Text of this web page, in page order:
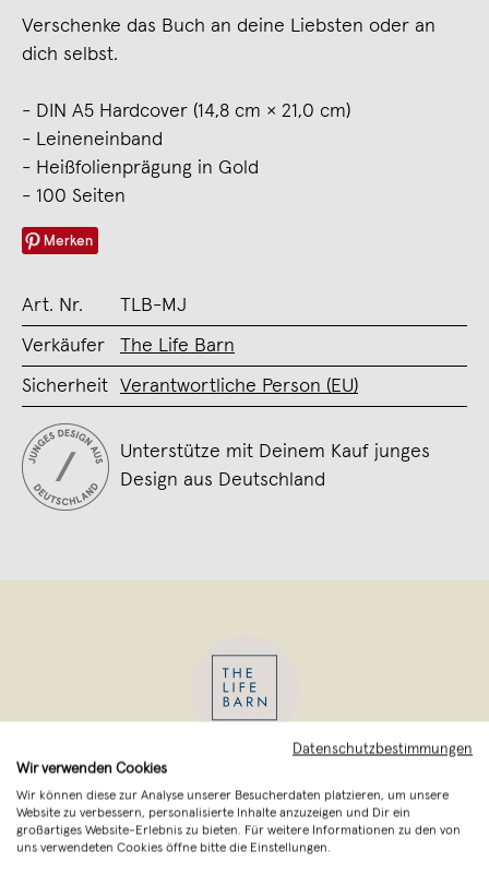
Verschenke das Buch an deine Liebsten oder an
dich selbst.
- DIN A5 Hardcover (14,8 cm × 21,0 cm)
- Leineneinband
- Heißfolienprägung in Gold
- 100 Seiten
Merken
Art. Nr. TLB-MJ
Verkäufer The Life Barn
Sicherheit Verantwortliche Person (EU)
Unterstütze mit Deinem Kauf junges
Design aus Deutschland
The Life Barn
verkauft seit Juni 2021
The Life Barn ist ein kleines Well-Being
Datenschutzbestimmungen
Wir verwenden Cookies
Wir können diese zur Analyse unserer Besucherdaten platzieren, um unsere
Website zu verbessern, personalisierte Inhalte anzuzeigen und Dir ein
großartiges Website-Erlebnis zu bieten. Für weitere Informationen zu den von
uns verwendeten Cookies öffne bitte die Einstellungen.